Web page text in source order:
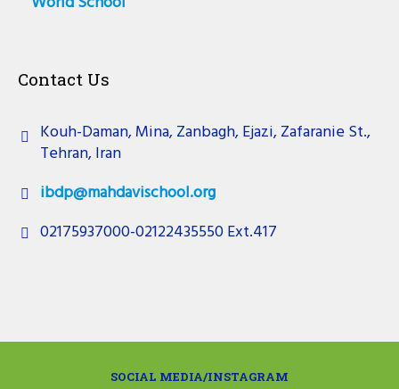
Contact Us
Kouh-Daman, Mina, Zanbagh, Ejazi, Zafaranie St.,
Tehran, Iran
ibdp@mahdavischool.org
02175937000-02122435550 Ext.417
SOCIAL MEDIA/INSTAGRAM